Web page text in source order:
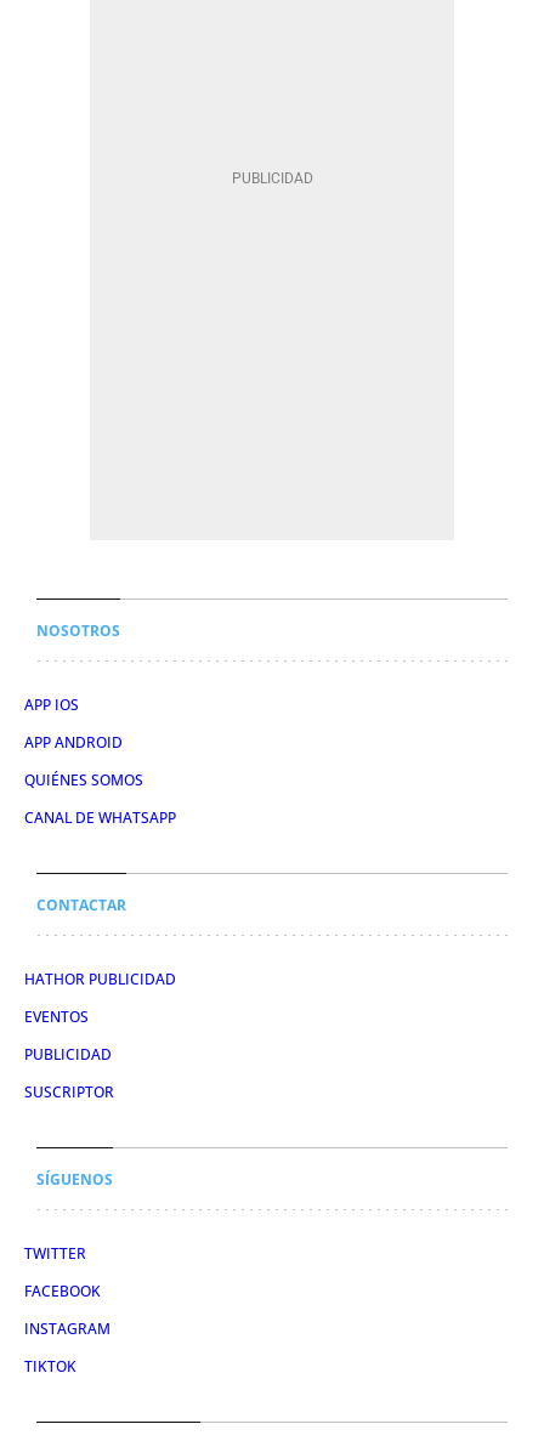
NOSOTROS
APP IOS
APP ANDROID
QUIÉNES SOMOS
CANAL DE WHATSAPP
CONTACTAR
HATHOR PUBLICIDAD
EVENTOS
PUBLICIDAD
SUSCRIPTOR
SÍGUENOS
TWITTER
FACEBOOK
INSTAGRAM
TIKTOK